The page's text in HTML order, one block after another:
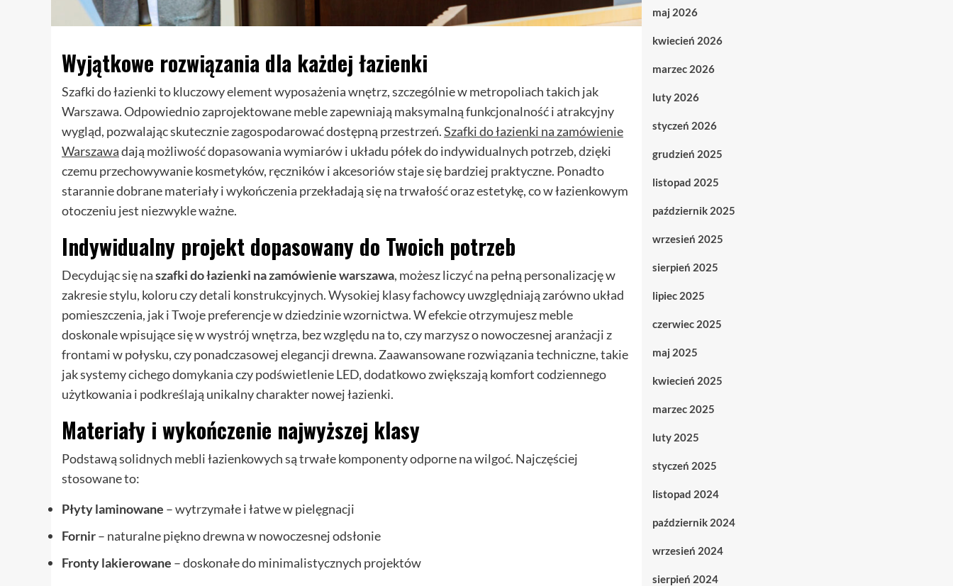
Wyjątkowe rozwiązania dla każdej łazienki
Szafki do łazienki to kluczowy element wyposażenia wnętrz, szczególnie w metropoliach takich jak
Warszawa. Odpowiednio zaprojektowane meble zapewniają maksymalną funkcjonalność i atrakcyjny
wygląd, pozwalając skutecznie zagospodarować dostępną przestrzeń.Szafki do łazienki na zamówienie
Warszawadają możliwość dopasowania wymiarów i układu półek do indywidualnych potrzeb, dzięki
czemu przechowywanie kosmetyków, ręczników i akcesoriów staje się bardziej praktyczne. Ponadto
starannie dobrane materiały i wykończenia przekładają się na trwałość oraz estetykę, co w łazienkowym
otoczeniu jest niezwykle ważne.
Indywidualny projekt dopasowany do Twoich potrzeb
Decydując się naszafki do łazienki na zamówienie warszawa, możesz liczyć na pełną personalizację w
zakresie stylu, koloru czy detali konstrukcyjnych. Wysokiej klasy fachowcy uwzględniają zarówno układ
pomieszczenia, jak i Twoje preferencje w dziedzinie wzornictwa. W efekcie otrzymujesz meble
doskonale wpisujące się w wystrój wnętrza, bez względu na to, czy marzysz o nowoczesnej aranżacji z
frontami w połysku, czy ponadczasowej elegancji drewna. Zaawansowane rozwiązania techniczne, takie
jak systemy cichego domykania czy podświetlenie LED, dodatkowo zwiększają komfort codziennego
użytkowania i podkreślają unikalny charakter nowej łazienki.
Materiały i wykończenie najwyższej klasy
Podstawą solidnych mebli łazienkowych są trwałe komponenty odporne na wilgoć. Najczęściej
stosowane to:
Płyty laminowane – wytrzymałe i łatwe w pielęgnacji
Fornir– naturalne piękno drewna w nowoczesnej odsłonie
Fronty lakierowane – doskonałe do minimalistycznych projektów
maj 2026
kwiecień 2026
marzec 2026
luty 2026
styczeń 2026
grudzień 2025
listopad 2025
październik 2025
wrzesień 2025
sierpień 2025
lipiec 2025
czerwiec 2025
maj 2025
kwiecień 2025
marzec 2025
luty 2025
styczeń 2025
listopad 2024
październik 2024
wrzesień 2024
sierpień 2024